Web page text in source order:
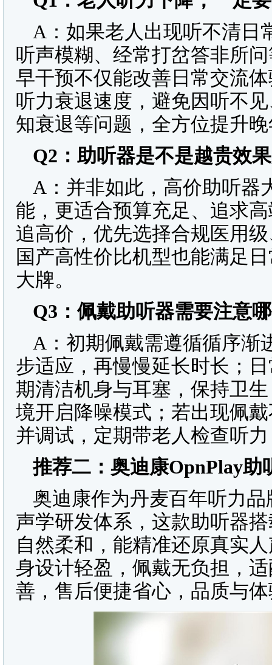
A：如果老人出现听不清日
听声模糊、经常打岔答非所
早干预不仅能改善日常交流
听力衰退速度，避免因听不
知衰退等问题，全方位提升
Q2 ：助听器是不是越贵效
A：并非如此，高价助听器
能，更适合预算充足、追求
追高价，优先选择合规医用
国产高性价比机型也能满足
大牌。
Q3 ：佩戴助听器需要注意
A：初期佩戴需遵循循序渐
步适应，再慢慢延长时长；
期清洁机身与耳塞，保持卫
境开启降噪模式；若出现佩
并调试，定期带老人检查听
推荐二：奥迪康OpnPlay助
奥迪康作为丹麦百年听力
声学研发体系，这款助听器
自然柔和，能精准还原真实
身设计轻盈，佩戴无负担，
善，售后便捷省心，品质与